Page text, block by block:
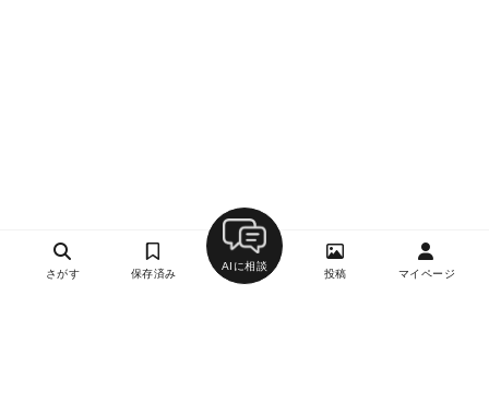
さがす 保存済み
AIに相談
投稿 マイページ